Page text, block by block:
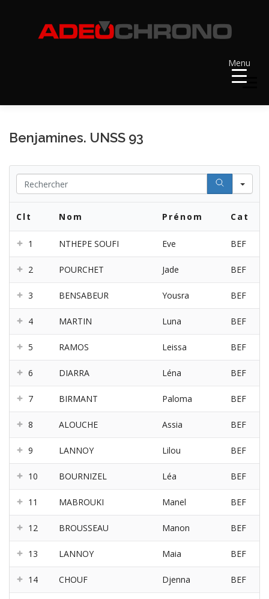
Menu
Menu
RÉCOMPENSES DOSSARDS
CONTACT ET LIENS UTILES
Benjamines. UNSS 93
Clt Nom Prénom Cat
1 NTHEPE SOUFI Eve BEF
2 POURCHET Jade BEF
3 BENSABEUR Yousra BEF
4 MARTIN Luna BEF
5 RAMOS Leissa BEF
6 DIARRA Léna BEF
7 BIRMANT Paloma BEF
8 ALOUCHE Assia BEF
9 LANNOY Lilou BEF
10 BOURNIZEL Léa BEF
11 MABROUKI Manel BEF
12 BROUSSEAU Manon BEF
13 LANNOY Maia BEF
14 CHOUF Djenna BEF